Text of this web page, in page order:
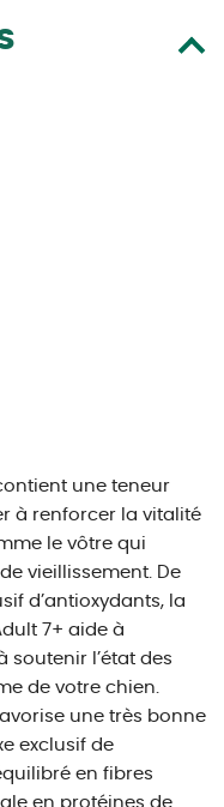
une teneur
à renforcer la vitalité
le vôtre qui
vieillissement. De
d’antioxydants, la
7+ aide à
soutenir l’état des
de votre chien.
une très bonne
exclusif de
en fibres
en protéines de